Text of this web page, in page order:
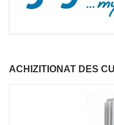
ACHIZITIONAT DES